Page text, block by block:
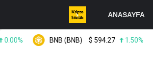
ANASAYFA
BNB (BNB) $594.27 1.50%